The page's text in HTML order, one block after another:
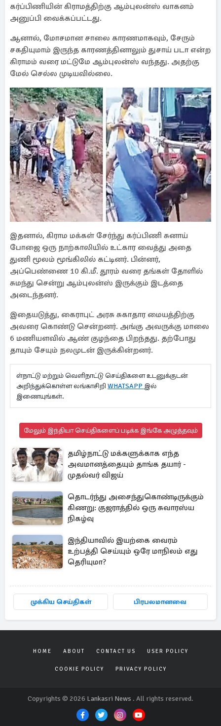
கர்ப்பிணியின் கிராமத்திற்கு ஆம்புலன்ஸ் வாகனம்
அனுப்பி வைக்கப்பட்டது.
ஆனால், மோசமான சாலை காரணமாகவும், சேரும்
சகதியுமாம் இருந்த காரணத்தினாலும் துசாய் படா என்ற
கிராமம் வரை மட்டுமே ஆம்புலன்ஸ் வந்தது. அதற்கு
மேல் செல்ல முடியவில்லை.
இதனால், கிராம மக்கள் சேர்ந்து கர்ப்பிணி சுனாய்
போஜை ஒரு நாற்காலியில் உட்கார வைத்து அதை
துணி மூலம் மூங்கிலில் கட்டினர். பின்னர்,
அப்பெண்ணை 10 கி.மீ. தூரம் வரை தங்கள் தோளில்
சுமந்து சென்று ஆம்புலன்ஸ் இருக்கும் இடத்தை
அடைந்தனர்.
இதையடுத்து, கைராபுட் அரசு சுகாதார மையத்திற்கு
அவரை கொண்டு சென்றனர். அங்கு அவருக்கு மாலை
6 மணியளவில் ஆண் குழந்தை பிறந்தது. தற்போது
தாயும் சேயும் நலமுடன் இருக்கின்றனர்.
ள்நாட்டு மற்றும் வெளிநாட்டு செய்திகளை உடனுக்குடன்
அறிந்துக்கொள்ள லங்காசிறி WHATSAPP இல்
இணையுங்கள்.
மேலும் இந்தியா செய்திகளைப் படிக்க இங்கே அழுத்தவும்
தமிழ்நாட்டு மக்களுக்காக எந்த
அவமானத்தையும் தாங்க தயார் -
முதல்வர் விஜய்
தொடர்ந்து அசைந்துகொண்டிருக்கும்
கிணறு: குஜராத்தில் ஒரு சுவாரஸ்ய
நிகழ்வு
இந்தியாவில் இயற்கை வைரம்
உற்பத்தி செய்யும் ஒரே மாநிலம் எது
தெரியுமா?
முக்கிய செய்திகள் பிரபலமானவை
HOME ABOUT CONTACT US USER POLICY
COOKIE POLICY PRIVACY POLICY
Copyrights © 2026 Lankasri News . All rights reserved.